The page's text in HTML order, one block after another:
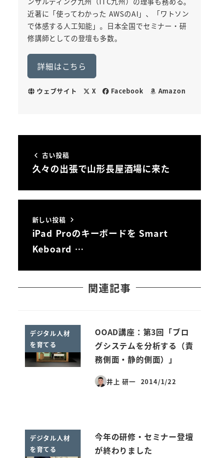
近著に「使ってわかった AWSのAI」、「ワトソン
で体感する人工知能」。日本全国でセミナー・研
修講師としての登壇も多数。
詳細はこちら
ウェブサイト X Facebook Amazon
古い投稿
久々の出張で山形長屋酒場に来た
新しい投稿
iPad Proのキーボードを Smart
Keboard …
関連記事
デジタル人材
を育てる
OOAD講座：第3回「ブロ
グシステムを分析する（責
務側面・静的側面）」
井上 研一
投稿日
2014/1/22
デジタル人材
を育てる
今年の研修・セミナー登壇
が終わりました